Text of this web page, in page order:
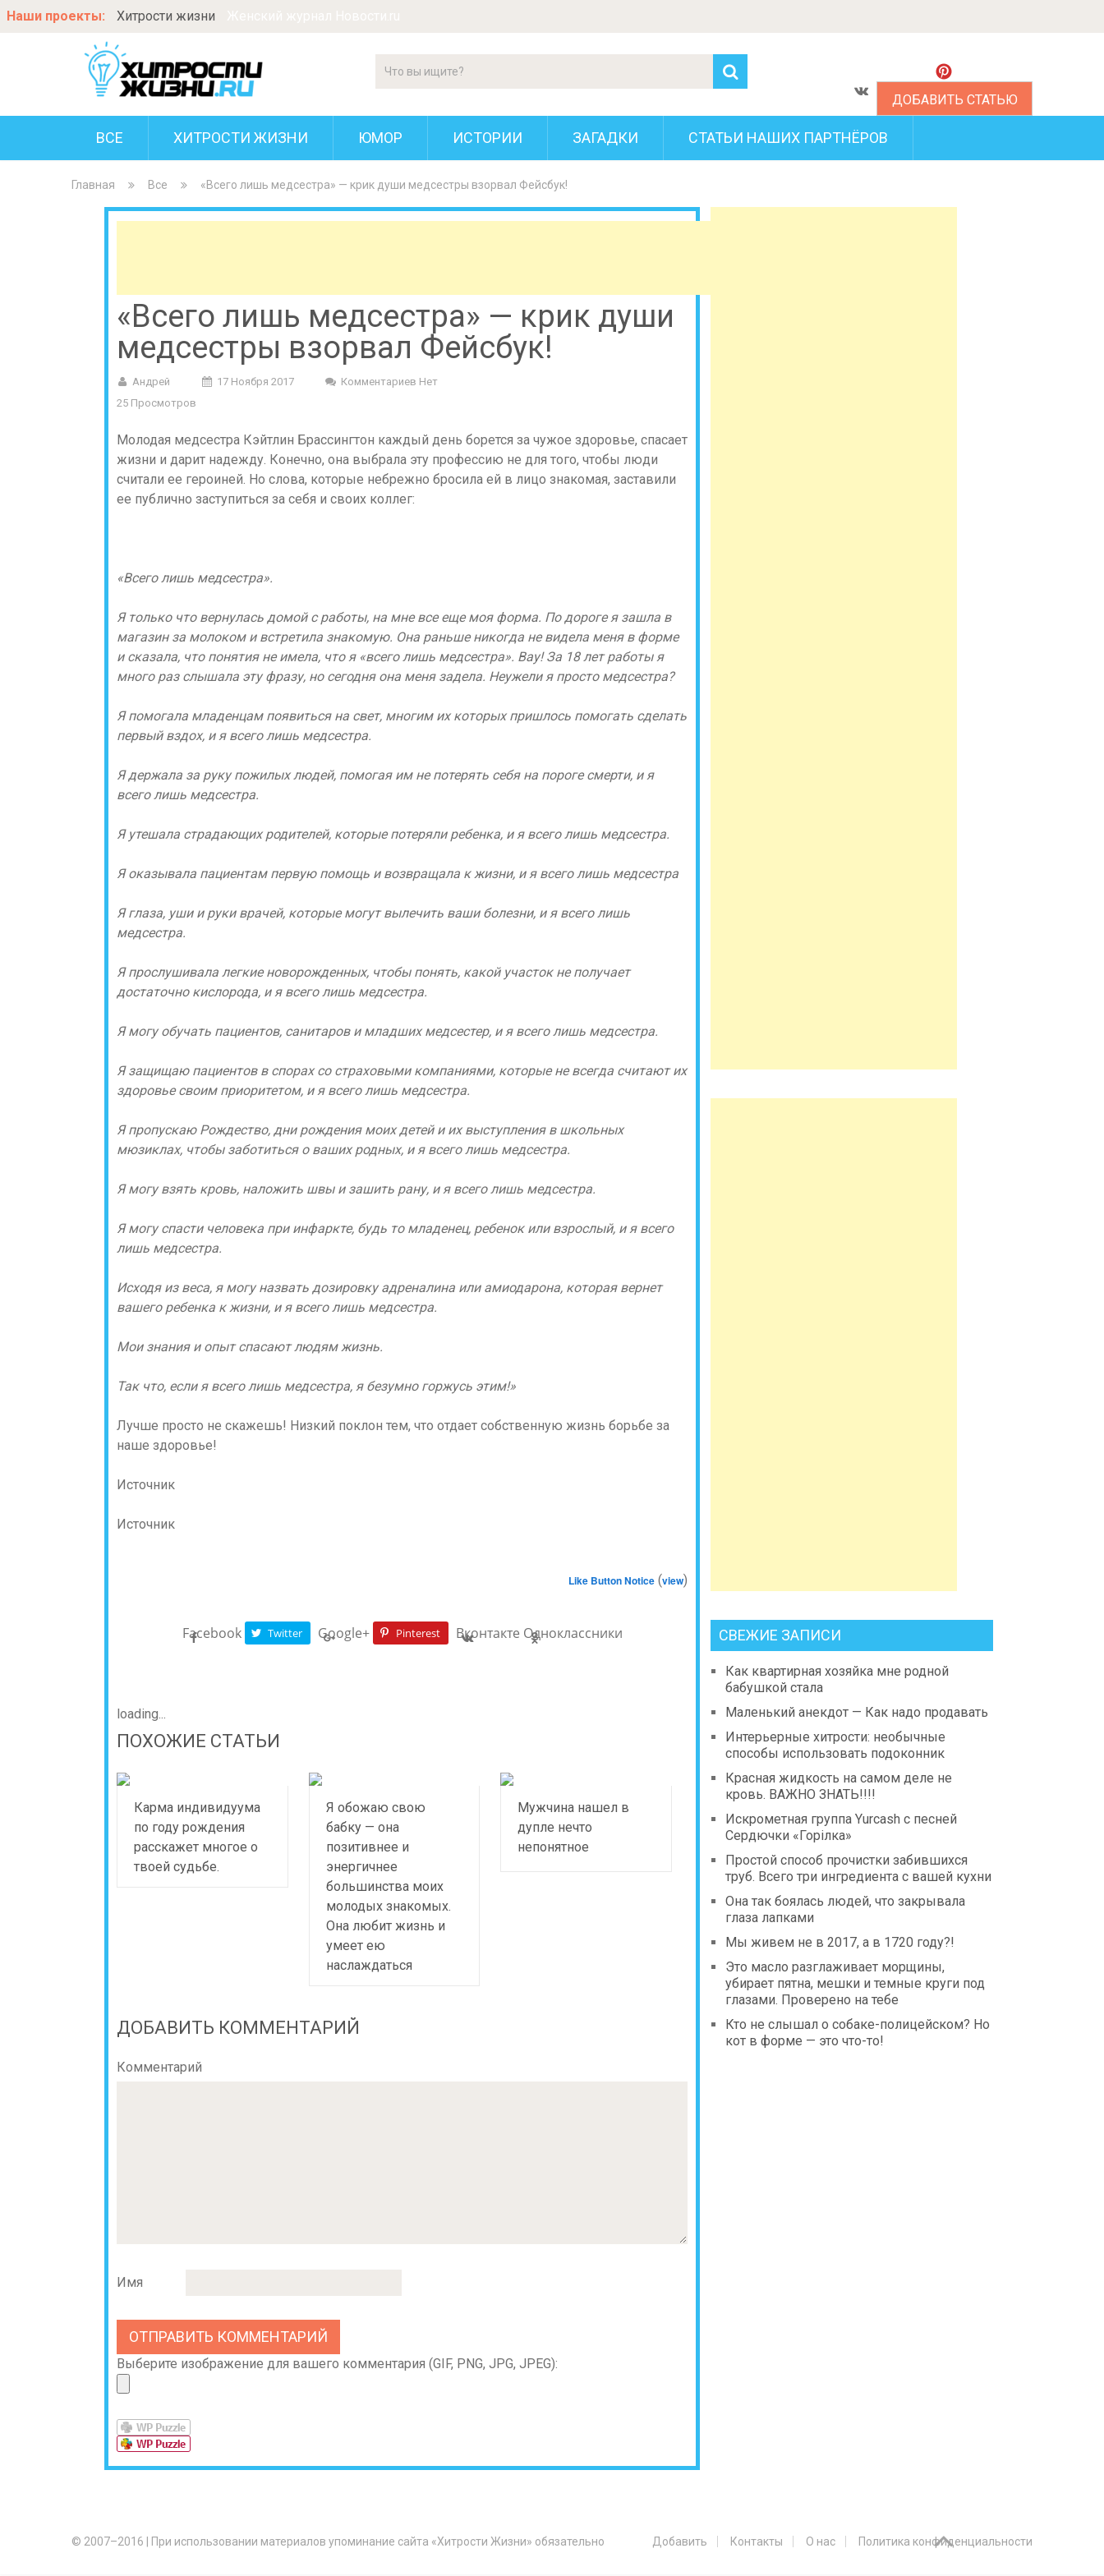
Наши проекты: Хитрости жизни
ДОБАВИТЬ СТАТЬЮ
ВСЕ ХИТРОСТИ ЖИЗНИ ЮМОР ИСТОРИИ ЗАГАДКИ СТАТЬИ НАШИХ ПАРТНЁРОВ
Главная Все «Всего лишь медсестра» — крик души медсестры взорвал Фейсбук!
«Всего лишь медсестра» — крик души
медсестры взорвал Фейсбук!
Андрей 17 Ноября 2017
Комментариев Нет
25 Просмотров
Молодая медсестра Кэйтлин Брассингтон каждый день борется за чужое здоровье, спасает
жизни и дарит надежду. Конечно, она выбрала эту профессию не для того, чтобы люди
считали ее героиней. Но слова, которые небрежно бросила ей в лицо знакомая, заставили
ее публично заступиться за себя и своих коллег:
«Всего лишь медсестра».
Я только что вернулась домой с работы, на мне все еще моя форма. По дороге я зашла в
магазин за молоком и встретила знакомую. Она раньше никогда не видела меня в форме
и сказала, что понятия не имела, что я «всего лишь медсестра». Вау! За 18 лет работы я
много раз слышала эту фразу, но сегодня она меня задела. Неужели я просто медсестра?
Я помогала младенцам появиться на свет, многим их которых пришлось помогать сделать
первый вздох, и я всего лишь медсестра.
Я держала за руку пожилых людей, помогая им не потерять себя на пороге смерти, и я
всего лишь медсестра.
Я утешала страдающих родителей, которые потеряли ребенка, и я всего лишь медсестра.
Я оказывала пациентам первую помощь и возвращала к жизни, и я всего лишь медсестра
Я глаза, уши и руки врачей, которые могут вылечить ваши болезни, и я всего лишь
медсестра.
Я прослушивала легкие новорожденных, чтобы понять, какой участок не получает
достаточно кислорода, и я всего лишь медсестра.
Я могу обучать пациентов, санитаров и младших медсестер, и я всего лишь медсестра.
Я защищаю пациентов в спорах со страховыми компаниями, которые не всегда считают их
здоровье своим приоритетом, и я всего лишь медсестра.
Я пропускаю Рождество, дни рождения моих детей и их выступления в школьных
мюзиклах, чтобы заботиться о ваших родных, и я всего лишь медсестра.
Я могу взять кровь, наложить швы и зашить рану, и я всего лишь медсестра.
Я могу спасти человека при инфаркте, будь то младенец, ребенок или взрослый, и я всего
лишь медсестра.
Исходя из веса, я могу назвать дозировку адреналина или амиодарона, которая вернет
вашего ребенка к жизни, и я всего лишь медсестра.
Мои знания и опыт спасают людям жизнь.
Так что, если я всего лишь медсестра, я безумно горжусь этим!»
Лучше просто не скажешь! Низкий поклон тем, что отдает собственную жизнь борьбе за
наше здоровье!
Источник
Источник
Like Button Notice (view)
Facebook Twitter Google+ Pinterest Вконтакте Одноклассники
loading...
ПОХОЖИЕ СТАТЬИ
Карма индивидуума
по году рождения
расскажет многое о
твоей судьбе.
Я обожаю свою
бабку — она
позитивнее и
энергичнее
большинства моих
молодых знакомых.
Она любит жизнь и
умеет ею
наслаждаться
Мужчина нашел в
дупле нечто
непонятное
ДОБАВИТЬ КОММЕНТАРИЙ
Комментарий
Имя
Выберите изображение для вашего комментария (GIF, PNG, JPG, JPEG):
СВЕЖИЕ ЗАПИСИ
Как квартирная хозяйка мне родной
бабушкой стала
Маленький анекдот — Как надо продавать
Интерьерные хитрости: необычные
способы использовать подоконник
Красная жидкость на самом деле не
кровь. ВАЖНО ЗНАТЬ!!!!
Искрометная группа Yurcash с песней
Сердючки «Горілка»
Простой способ прочистки забившихся
труб. Всего три ингредиента с вашей кухни
Она так боялась людей, что закрывала
глаза лапками
Мы живем не в 2017, а в 1720 году?!
Это масло разглаживает морщины,
убирает пятна, мешки и темные круги под
глазами. Проверено на тебе
Кто не слышал о собаке-полицейском? Но
кот в форме — это что-то!
© 2007–2016 При использовании материалов упоминание сайта «Хитрости Жизни» обязательно Добавить Контакты О нас Политика конфиденциальности